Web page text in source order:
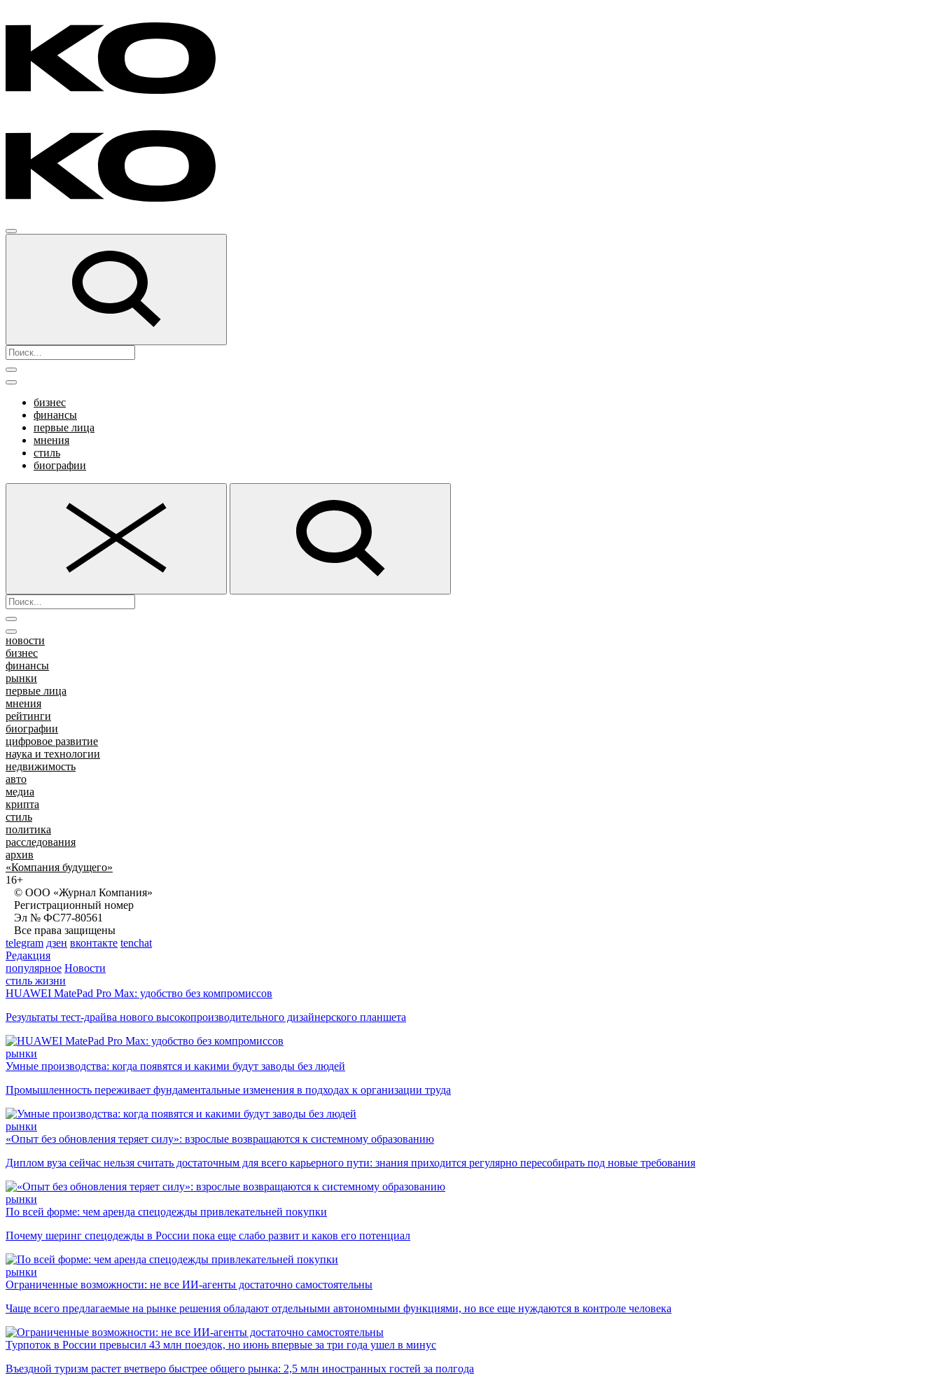
бизнес
финансы
первые лица
мнения
стиль
биографии
новости
бизнес
финансы
рынки
первые лица
мнения
рейтинги
биографии
цифровое развитие
наука и технологии
недвижимость
авто
медиа
крипта
стиль
политика
расследования
архив
«Компания будущего»
16+
© ООО «Журнал Компания»
Регистрационный номер
Эл № ФС77-80561
Все права защищены
telegram дзен вконтакте tenchat
Редакция
популярное Новости
стиль жизни
HUAWEI MatePad Pro Max: удобство без компромиссов
Результаты тест-драйва нового высокопроизводительного дизайнерского планшета
рынки
Умные производства: когда появятся и какими будут заводы без людей
Промышленность переживает фундаментальные изменения в подходах к организации труда
рынки
«Опыт без обновления теряет силу»: взрослые возвращаются к системному образованию
Диплом вуза сейчас нельзя считать достаточным для всего карьерного пути: знания приходится регулярно пересобирать под новые требования
рынки
По всей форме: чем аренда спецодежды привлекательней покупки
Почему шеринг спецодежды в России пока еще слабо развит и каков его потенциал
рынки
Ограниченные возможности: не все ИИ-агенты достаточно самостоятельны
Чаще всего предлагаемые на рынке решения обладают отдельными автономными функциями, но все еще нуждаются в контроле человека
Турпоток в России превысил 43 млн поездок, но июнь впервые за три года ушел в минус
Въездной туризм растет вчетверо быстрее общего рынка: 2,5 млн иностранных гостей за полгода